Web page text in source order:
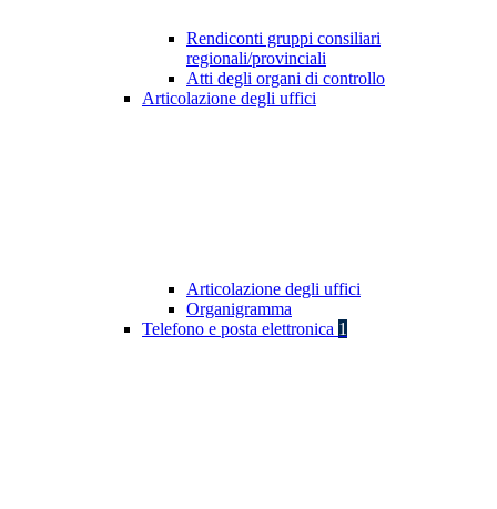
Rendiconti gruppi consiliari
regionali/provinciali
Atti degli organi di controllo
Articolazione degli uffici
Articolazione degli uffici
Organigramma
Telefono e posta elettronica 1